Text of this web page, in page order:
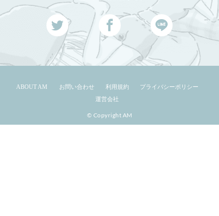
ABOUT AM お問い合わせ 利用規約
プライバシーポリシー
運営会社
© Copyright AM